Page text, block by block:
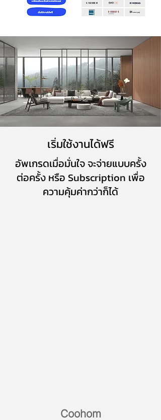
เริ่มใช้งานได้ฟรี
อัพเกรดเมื่อมั่นใจ จะจ่ายแบบครั้ง
ต่อครั้ง หรือ Subscription เพื่อ
ความคุ้มค่ากว่าก็ได้
Coohom